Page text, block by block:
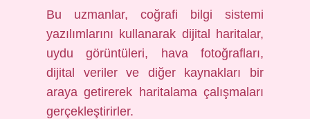
Bu uzmanlar, coğrafi bilgi sistemi
yazılımlarını kullanarak dijital haritalar,
uydu görüntüleri, hava fotoğrafları,
dijital veriler ve diğer kaynakları bir
araya getirerek haritalama çalışmaları
gerçekleştirirler.